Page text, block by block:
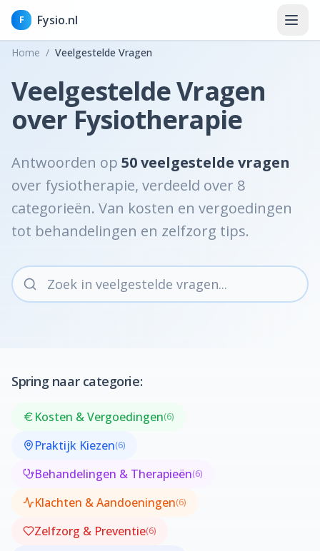
F Fysio.nl
Home
Kennisbank
Aandoeningen
Behandelingen & therapieën
Praktijk kiezen
Vergoedingen
Veelgestelde vragen
Home / Veelgestelde Vragen
Veelgestelde Vragen
over Fysiotherapie
Antwoorden op 50veelgestelde vragen
over fysiotherapie, verdeeld over 8
categorieën. Van kosten en vergoedingen
tot behandelingen en zelfzorg tips.
Spring naar categorie:
Kosten & Vergoedingen(6)
Praktijk Kiezen(6)
Behandelingen & Therapieën(6)
Klachten & Aandoeningen(6)
Zelfzorg & Preventie(6)